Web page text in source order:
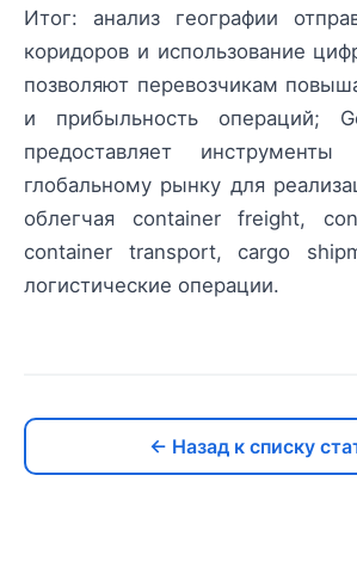
Итог: анализ географии
коридоров и использование
позволяют перевозчикам
и прибыльность операций;
предоставляет
глобальному рынку для
облегчая container freight,
container transport, cargo
логистические операции.
← Назад к списку